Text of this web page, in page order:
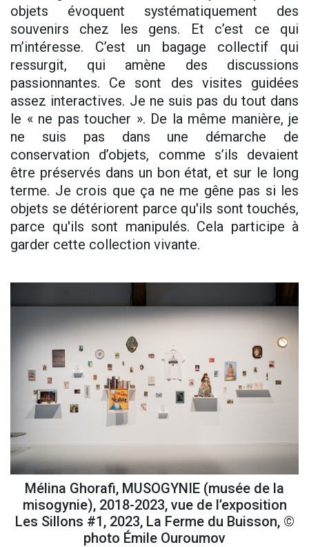
objets évoquent systématiquement des
souvenirs chez les gens. Et c’est ce qui
m’intéresse. C’est un bagage collectif qui
ressurgit, qui amène des discussions
passionnantes. Ce sont des visites guidées
assez interactives. Je ne suis pas du tout dans
le « ne pas toucher ». De la même manière, je
ne suis pas dans une démarche de
conservation d’objets, comme s’ils devaient
être préservés dans un bon état, et sur le long
terme. Je crois que ça ne me gêne pas si les
objets se détériorent parce qu'ils sont touchés,
parce qu'ils sont manipulés. Cela participe à
garder cette collection vivante.
Mélina Ghorafi, MUSOGYNIE (musée de la
misogynie), 2018-2023, vue de l’exposition
Les Sillons #1, 2023, La Ferme du Buisson, ©
photo Émile Ouroumov